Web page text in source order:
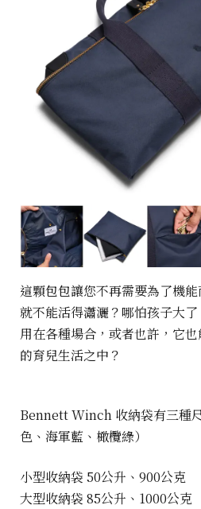
這顆包包讓您不再需要為了機
就不能活得瀟灑？哪怕孩子大
用在各種場合，或者也許，它
的育兒生活之中？
Bennett Winch 收納袋有三種
色、海軍藍、橄欖綠）
小型收納袋 50公升、900公克
大型收納袋 85公升、1000公克